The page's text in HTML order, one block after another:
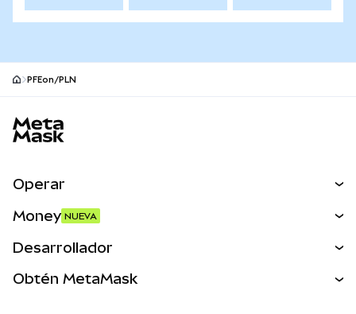
PFEon/PLN
Operar
Activos del mundo real
Money NUEVA
Desarrollador
Obtén MetaMask